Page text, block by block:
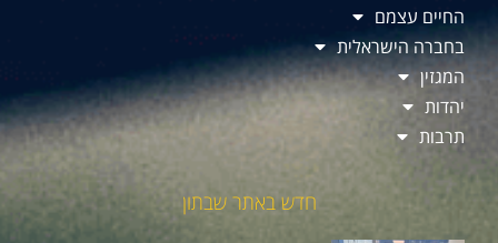
החיים עצמם
בחברה הישראלית
המגזין
יהדות
תרבות
חדש באתר שבתון